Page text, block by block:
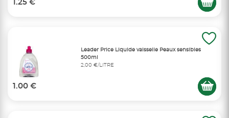
1.25 €
Leader Price Liquide vaisselle Peaux sensibles
500ml
2,00 €/LITRE
1.00 €